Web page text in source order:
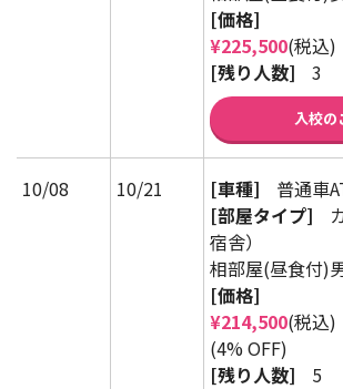
[価格]
¥225,500(税込)
[残り人数]
3
入校の
10/08 10/21 [車種]
普通車
[部屋タイプ]
宿舎）
相部屋(昼食付)
[価格]
¥214,500(税込)
(4% OFF)
[残り人数]
5